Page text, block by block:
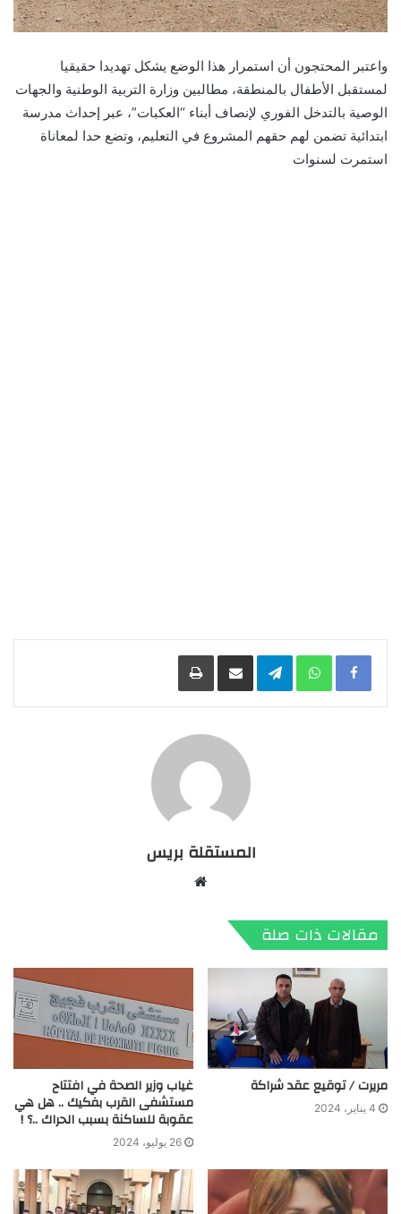
واعتبر المحتجون أن استمرار هذا الوضع يشكل تهديدا حقيقيا
لمستقبل الأطفال بالمنطقة، مطالبين وزارة التربية الوطنية والجهات
الوصية بالتدخل الفوري لإنصاف أبناء “العكبات”، عبر إحداث مدرسة
ابتدائية تضمن لهم حقهم المشروع في التعليم، وتضع حدا لمعاناة
استمرت لسنوات
Facebook
WhatsApp
Telegramمشاركة عبر البريد طباعة
المستقلة بريس
مقالات ذات صلة
مريرت / توقيع عقد شراكة
4 يناير، 2024
غياب وزير الصحة في افتتاح
مستشفى القرب بفكيك .. هل هي
عقوبة للساكنة بسبب الحراك ..؟ !
26 يوليو، 2024